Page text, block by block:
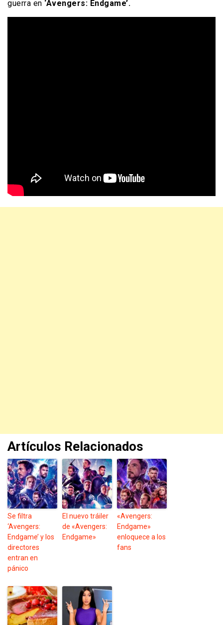
guerra en ‘Avengers: Endgame’.
Artículos Relacionados
Se filtra
‘Avengers:
Endgame’ y los
directores
entran en
pánico
El nuevo tráiler
de «Avengers:
Endgame»
«Avengers:
Endgame»
enloquece a los
fans